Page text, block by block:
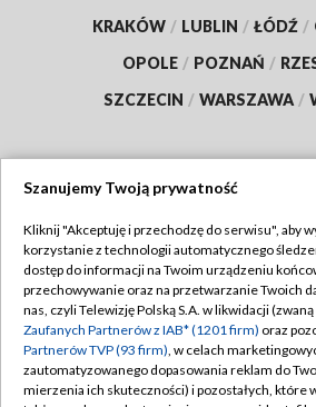
KRAKÓW / LUBLIN / ŁÓDŹ /
OPOLE / POZNAŃ /
SZCZECIN / WARSZAWA /
TVP
Abonament TVP
Emisja w TVP
Centrum informacji TVP
Naziemna Telewizja Cyfrowa
Regulamin TVP
Polityka
Moje zgody
Szanujemy Twoją prywatność
Kliknij "Akceptuję i przechodzę do serwisu", aby
korzystanie z technologii automatycznego
dostęp do informacji na Twoim urządzeniu
przechowywanie oraz na przetwarzanie Twoich
nas, czyli Telewizję Polską S.A. w likwidacji
Zaufanych Partnerów z IAB* (1201 firm) oraz
Partnerów TVP (93 firm), w celach
zautomatyzowanego dopasowania reklam do
mierzenia ich skuteczności) i pozostałych, które